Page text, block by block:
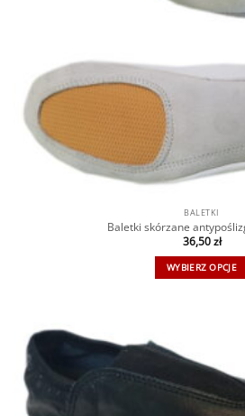
BALETKI
Baletki skórzane
36,50zł
WYBIERZ OPCJE